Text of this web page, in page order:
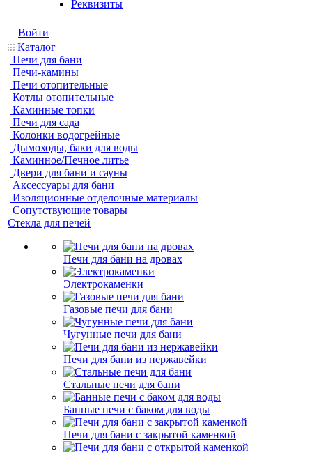
Реквизиты
Войти
Каталог
Печи для бани
Печи-камины
Печи отопительные
Котлы отопительные
Каминные топки
Печи для сада
Колонки водогрейные
Дымоходы, баки для воды
Каминное/Печное литье
Двери для бани и сауны
Аксессуары для бани
Изоляционные отделочные материалы
Сопутствующие товары
Стекла для печей
Печи для бани на дровах
Электрокаменки
Газовые печи для бани
Чугунные печи для бани
Печи для бани из нержавейки
Стальные печи для бани
Банные печи с баком для воды
Печи для бани с закрытой каменкой